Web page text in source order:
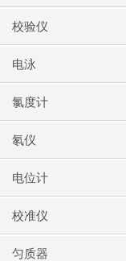
校验仪
电泳
氯度计
氡仪
电位计
校准仪
匀质器